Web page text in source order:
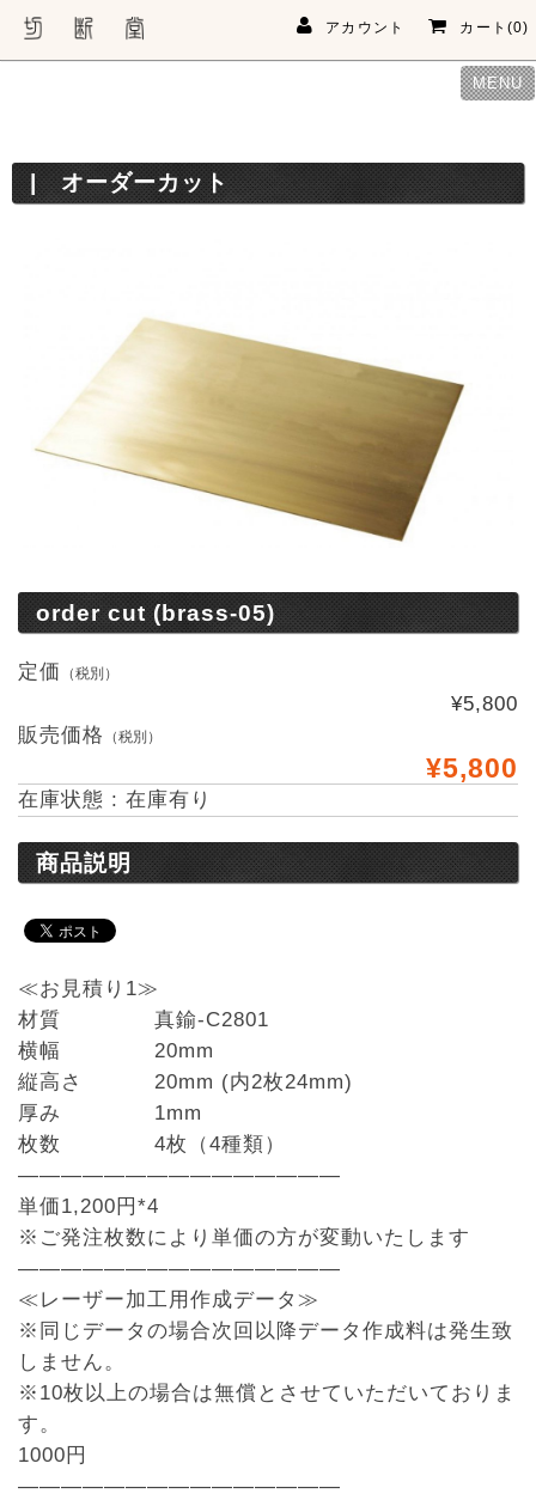
アカウント カート(0)
MENU
オーダーカット
order cut (brass-05)
定価 （税別）
¥5,800
販売価格
（税別）
¥5,800
在庫状態 : 在庫有り
商品説明
≪お見積り1≫
材質 真鍮-C2801
横幅 20mm
縦高さ 20mm (内2枚24mm)
厚み 1mm
枚数 4枚（4種類）
———————————————
単価1,200円*4
※ご発注枚数により単価の方が変動いたします
———————————————
≪レーザー加工用作成データ≫
※同じデータの場合次回以降データ作成料は発生致
しません。
※10枚以上の場合は無償とさせていただいておりま
す。
1000円
———————————————